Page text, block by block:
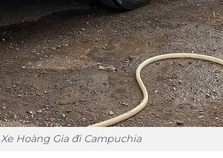
Xe Hoàng Gia đi Campuchia